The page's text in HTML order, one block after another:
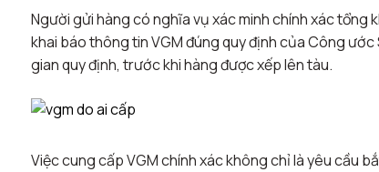
Người gửi hàng có nghĩa vụ xác minh chính xác
khai báo thông tin VGM đúng quy định của Công
gian quy định, trước khi hàng được xếp lên tàu.
Việc cung cấp VGM chính xác không chỉ là yêu cầu